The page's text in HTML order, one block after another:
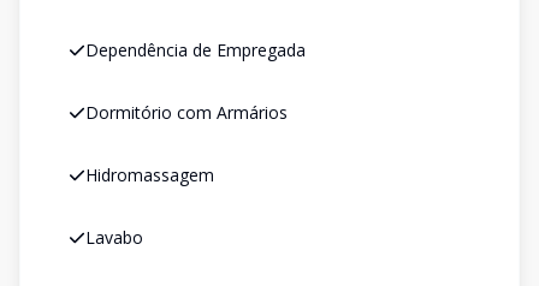
Dependência de Empregada
Dormitório com Armários
Hidromassagem
Lavabo